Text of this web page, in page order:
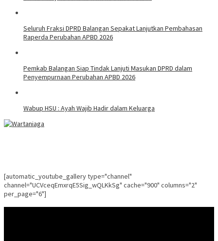
Seluruh Fraksi DPRD Balangan Sepakat Lanjutkan Pembahasan
Raperda Perubahan APBD 2026
Pemkab Balangan Siap Tindak Lanjuti Masukan DPRD dalam
Penyempurnaan Perubahan APBD 2026
Wabup HSU : Ayah Wajib Hadir dalam Keluarga
[automatic_youtube_gallery type="channel"
channel="UCVceqEmxrqE5Sig_wQLKkSg" cache="900" columns="2"
per_page="6"]